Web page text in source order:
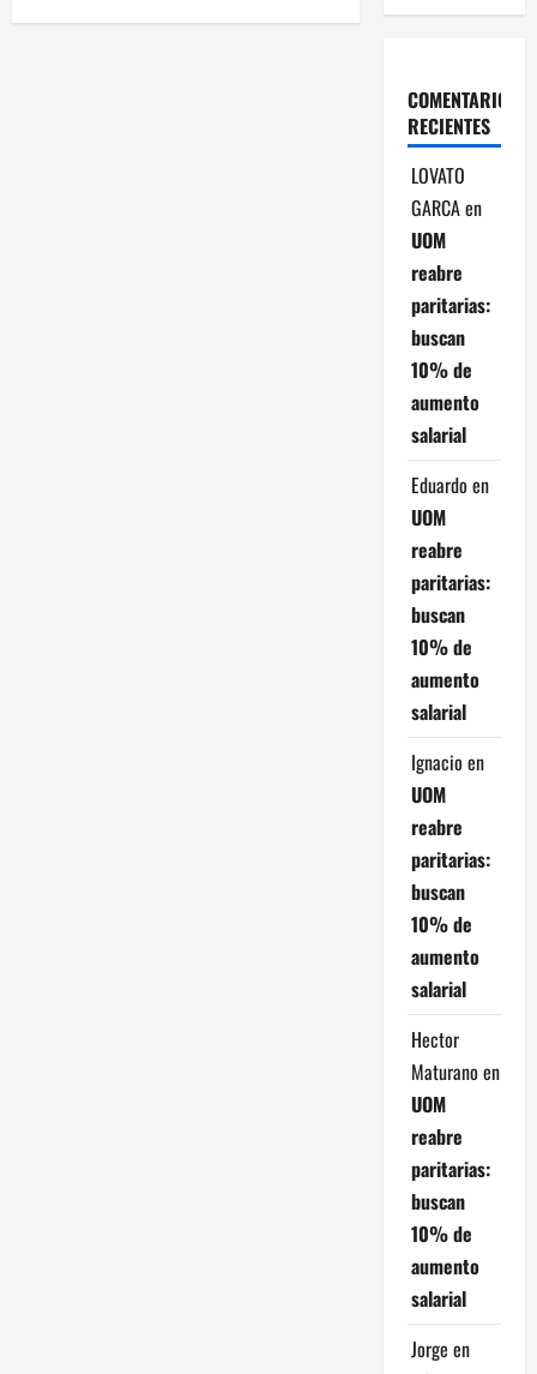
g
COMENTARIOS
RECIENTES
LOVATO
GARCAen
UOM
reabre
paritarias:
buscan
10% de
aumento
salarial
Eduardo en
UOM
reabre
paritarias:
buscan
10% de
aumento
salarial
Ignacio en
UOM
reabre
paritarias:
buscan
10% de
aumento
salarial
Hector
Maturano en
UOM
reabre
paritarias:
buscan
10% de
aumento
salarial
Jorge en